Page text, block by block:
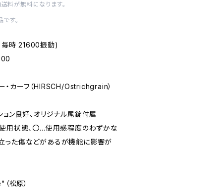
が無料になります。
す。
毎時 21600振動)
・カーフ（HIRSCH/Ostrichgrain）
ン良好、オリジナル尾錠付属
用状態、〇…使用感程度のわずかな
った傷などがあるが機能に影響が
松原）